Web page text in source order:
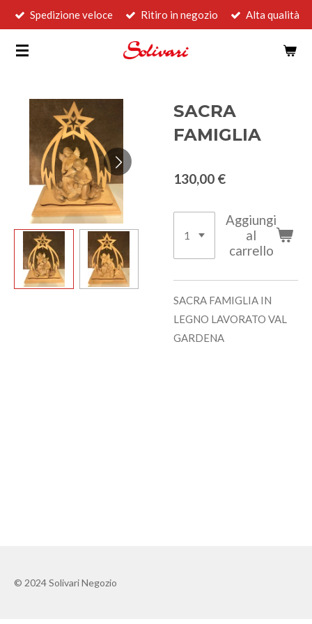
Vai
contenuto
Spedizione veloce Ritiro in negozio Alta qualità
SACRA
FAMIGLIA
130,00 €
Aggiungi
al
carrello
SACRA FAMIGLIA IN
LEGNO LAVORATO VAL
GARDENA
© 2024 Solivari Negozio